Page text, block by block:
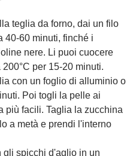
teglia da forno, dai un filo
40-60 minuti, finché i
nere. Li puoi cuocere
per 15-20 minuti.
con un foglio di alluminio o
Poi togli la pelle ai
più facili. Taglia la zucchina
a metà e prendi l'interno
gli spicchi d'aglio in un